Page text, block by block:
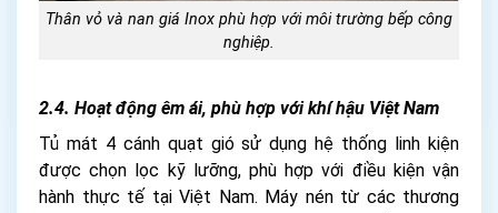
Thân vỏ và nan giá Inox phù hợp với môi trường bếp công
nghiệp.
2.4. Hoạt động êm ái, phù hợp với khí hậu Việt Nam
Tủ mát 4 cánh quạt gió sử dụng hệ thống linh kiện
được chọn lọc kỹ lưỡng, phù hợp với điều kiện vận
hành thực tế tại Việt Nam. Máy nén từ các thương